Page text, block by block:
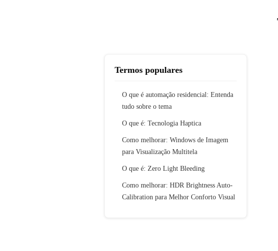
Termos populares
O que é automação residencial: Entenda
tudo sobre o tema
O que é: Tecnologia Haptica
Como melhorar: Windows de Imagem
para Visualização Multitela
O que é: Zero Light Bleeding
Como melhorar: HDR Brightness Auto-
Calibration para Melhor Conforto Visual